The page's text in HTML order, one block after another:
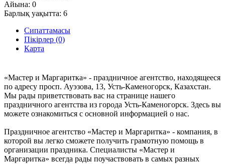
Айына: 0
Барлық уақытта: 6
Сипаттамасы
Пікірлер (0)
Карта
«Мастер и Маргаритка» - праздничное агентство, находящееся
по адресу просп. Ауэзова, 13, Усть-Каменогорск, Казахстан.
Мы рады приветствовать вас на странице нашего
праздничного агентства из города Усть-Каменогорск. Здесь вы
можете ознакомиться с основной информацией о нас.
Праздничное агентство «Мастер и Маргаритка» - компания, в
которой вы легко сможете получить грамотную помощь в
организации праздника. Специалисты «Мастер и
Маргаритка» всегда рады поучаствовать в самых разных